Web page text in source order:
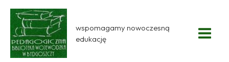
Przejdź
treści
wspomagamy nowoczesną
edukację